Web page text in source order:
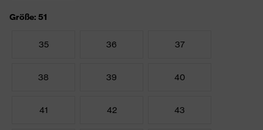
Größe: 51
35 36 37
38 39 40
41 42 43